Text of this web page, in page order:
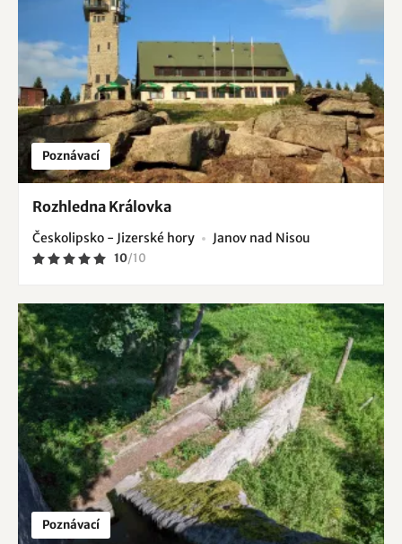
Poznávací
Rozhledna Královka
Českolipsko - Jizerské hory Janov nad Nisou
10/10
Poznávací